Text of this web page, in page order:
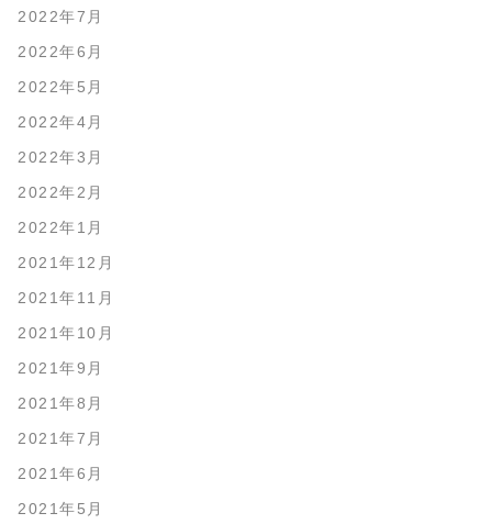
2022年7月
2022年6月
2022年5月
2022年4月
2022年3月
2022年2月
2022年1月
2021年12月
2021年11月
2021年10月
2021年9月
2021年8月
2021年7月
2021年6月
2021年5月